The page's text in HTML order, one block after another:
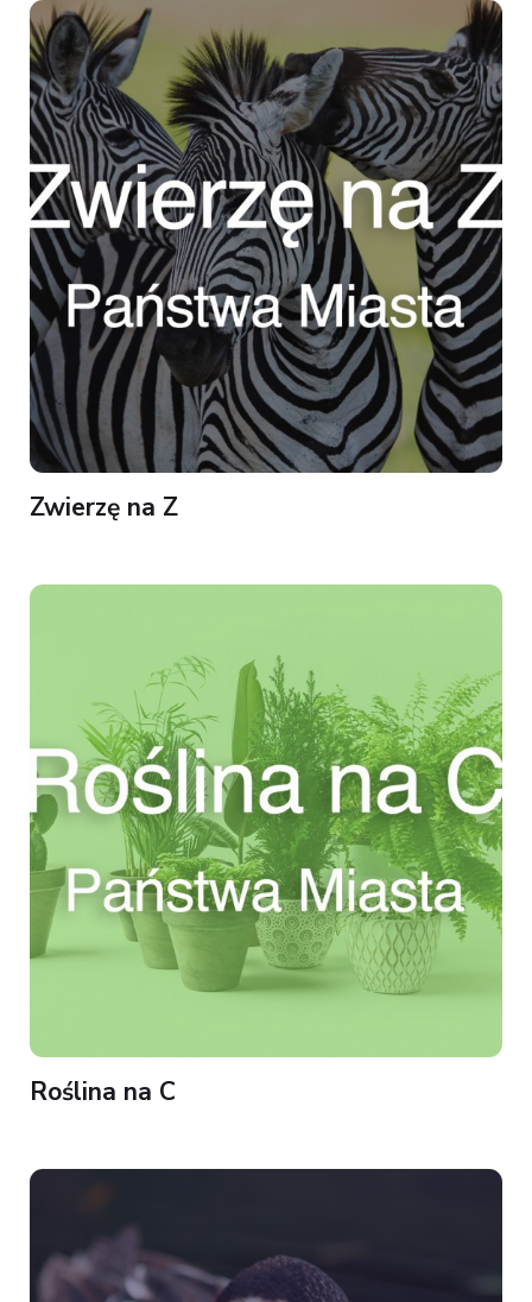
Zwierzę na Z
Roślina na C